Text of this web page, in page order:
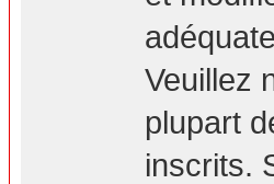
Veuillez
plupart
inscrits.